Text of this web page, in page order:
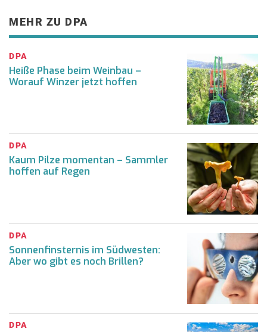
MEHR ZU DPA
DPA
Heiße Phase beim Weinbau –
Worauf Winzer jetzt hoffen
DPA
Kaum Pilze momentan – Sammler
hoffen auf Regen
DPA
Sonnenfinsternis im Südwesten:
Aber wo gibt es noch Brillen?
DPA